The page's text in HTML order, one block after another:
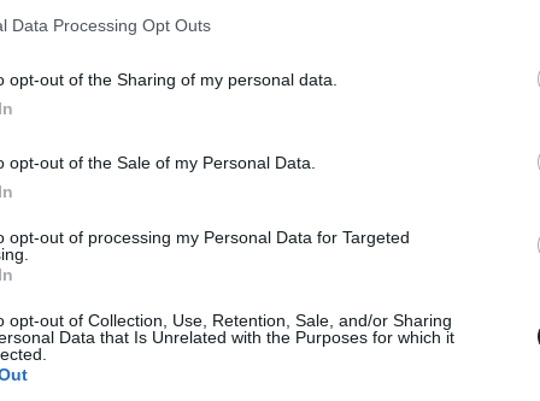
Data Processing Opt Outs
opt-out of the Sharing of my personal data.
opt-out of the Sale of my Personal Data.
opt-out of processing my Personal Data for Targeted
opt-out of Collection, Use, Retention, Sale, and/or Sharing
Data that Is Unrelated with the Purposes for which it
a rajtrácson, ezt követően pedig már a
incidensben.